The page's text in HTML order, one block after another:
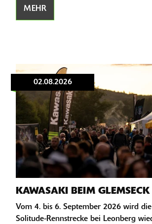
MEHR
02.08.2026
KAWASAKI BEIM
Vom 4. bis 6. September 2026 wird
Solitude-Rennstrecke bei Leonberg